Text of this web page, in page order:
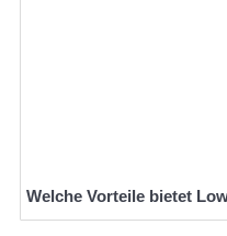
Welche Vorteile bietet